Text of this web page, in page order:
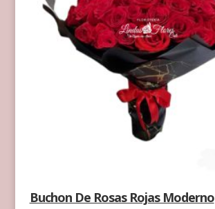
Buchon De Rosas Rojas Moderno